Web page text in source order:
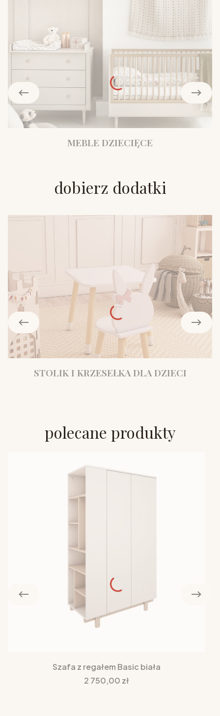
MEBLE DZIECIĘCE
dobierz dodatki
STOLIK I KRZESEŁKA DLA DZIECI
polecane produkty
Szafa z regałem Basic biała
Cena
2 750,00 zł